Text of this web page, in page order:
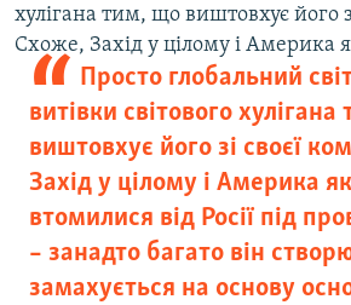
хулігана тим, що виштовхує його
Схоже, Захід у цілому і Америка
Просто глобальний
витівки світового
виштовхує його зі своєї
Захід у цілому і Америка
втомилися від Росії під
– занадто багато він
замахується на основу